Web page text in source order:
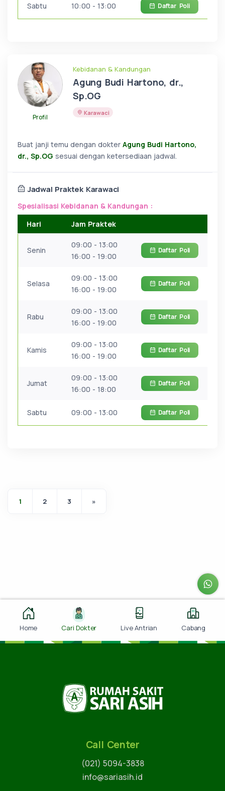
Sabtu 10:00 - 13:00 Daftar Poli
Profil
Kebidanan & Kandungan
Agung Budi Hartono, dr.,
Sp.OG
Karawaci
Buat janji temu dengan dokter Agung Budi Hartono,
dr., Sp.OG sesuai dengan ketersediaan jadwal.
Jadwal Praktek Karawaci
Spesialisasi Kebidanan & Kandungan :
Hari
Jam Praktek
Senin
09:00 - 13:00
16:00 - 19:00
Daftar Poli
Selasa
09:00 - 13:00
16:00 - 19:00
Daftar Poli
Rabu
09:00 - 13:00
16:00 - 19:00
Daftar Poli
Kamis
09:00 - 13:00
16:00 - 19:00
Daftar Poli
Jumat
09:00 - 13:00
16:00 - 18:00
Daftar Poli
Sabtu 09:00 - 13:00 Daftar Poli
1 2 3 »
Home Cari Dokter Live Antrian Cabang
Call Center
(021) 5094-3838
info@sariasih.id